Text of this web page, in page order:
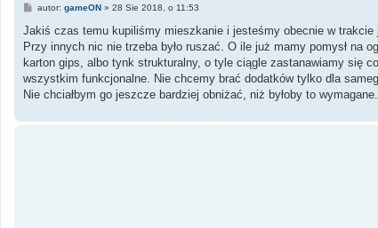
P
s
autor: gameON» 28 Sie 2018, o 11:53
Jakiś czas temu kupiliśmy mieszkanie i jesteśmy obecnie w
Przy innych nic nie trzeba było ruszać. O ile już mamy pomysł na
karton gips, albo tynk strukturalny, o tyle ciągle zastanawiamy się
wszystkim funkcjonalne. Nie chcemy brać dodatków tylko dla
Nie chciałbym go jeszcze bardziej obniżać, niż byłoby to wymagane.